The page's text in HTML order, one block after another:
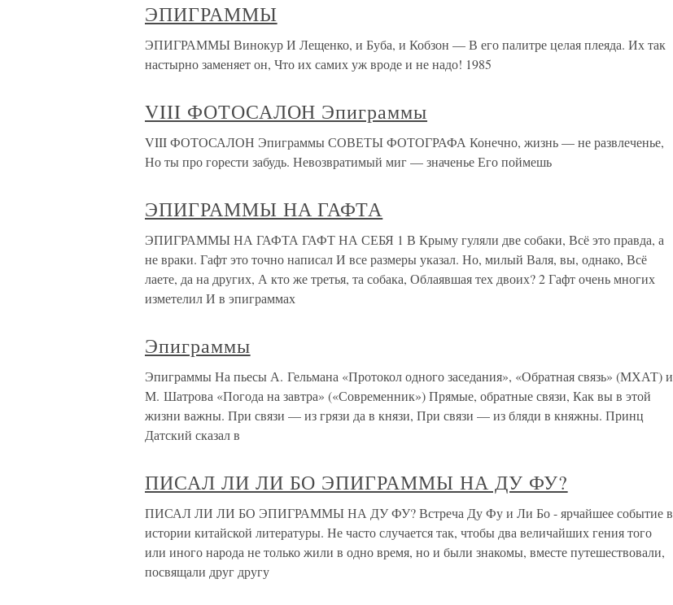
ЭПИГРАММЫ
ЭПИГРАММЫ Винокур И Лещенко, и Буба, и Кобзон — В его палитре целая плеяда. Их так
настырно заменяет он, Что их самих уж вроде и не надо! 1985
VIII ФОТОСАЛОН Эпиграммы
VIII ФОТОСАЛОН Эпиграммы СОВЕТЫ ФОТОГРАФА Конечно, жизнь — не развлеченье,
Но ты про горести забудь. Невозвратимый миг — значенье Его поймешь
ЭПИГРАММЫ НА ГАФТА
ЭПИГРАММЫ НА ГАФТА ГАФТ НА СЕБЯ 1 В Крыму гуляли две собаки, Всё это правда, а
не враки. Гафт это точно написал И все размеры указал. Но, милый Валя, вы, однако, Всё
лаете, да на других, А кто же третья, та собака, Облаявшая тех двоих? 2 Гафт очень многих
изметелил И в эпиграммах
Эпиграммы
Эпиграммы На пьесы А. Гельмана «Протокол одного заседания», «Обратная связь» (МХАТ) и
М. Шатрова «Погода на завтра» («Современник») Прямые, обратные связи, Как вы в этой
жизни важны. При связи — из грязи да в князи, При связи — из бляди в княжны. Принц
Датский сказал в
ПИСАЛ ЛИ ЛИ БО ЭПИГРАММЫ НА ДУ ФУ?
ПИСАЛ ЛИ ЛИ БО ЭПИГРАММЫ НА ДУ ФУ? Встреча Ду Фу и Ли Бо - ярчайшее событие в
истории китайской литературы. Не часто случается так, чтобы два величайших гения того
или иного народа не только жили в одно время, но и были знакомы, вместе путешествовали,
посвящали друг другу